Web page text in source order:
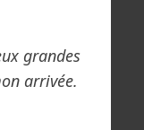
grandes
arrivée.